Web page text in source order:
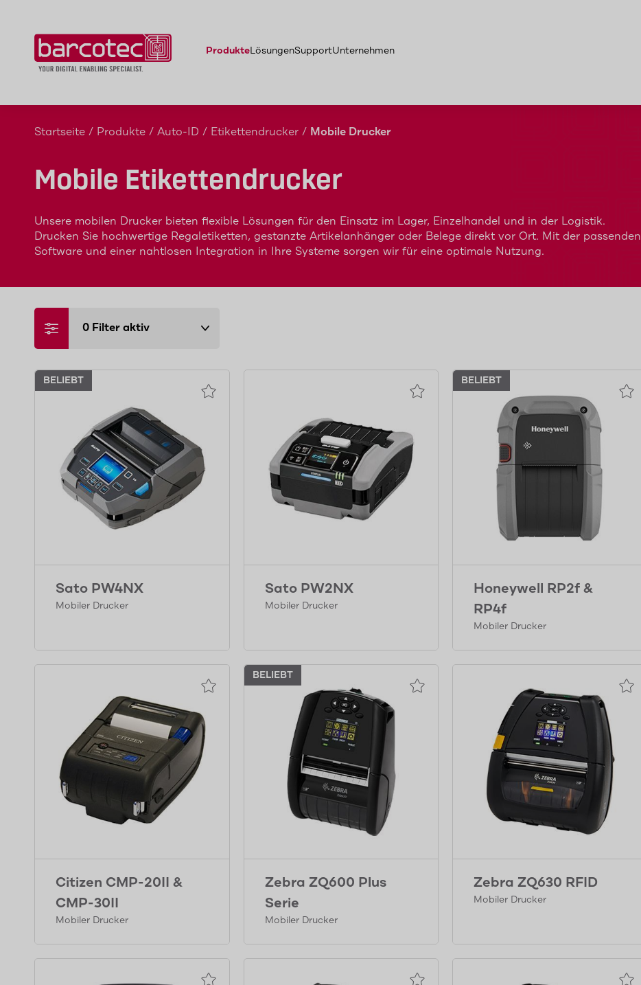
ProdukteLösungenSupportUnternehmen
Startseite / Produkte / Auto-ID / Etikettendrucker / Mobile Drucker
Mobile Etikettendrucker
Unsere mobilen Drucker bieten flexible Lösungen für den Einsatz im Lager, Einzelhandel und in der Logistik.
Drucken Sie hochwertige Regaletiketten, gestanzte Artikelanhänger oder Belege direkt vor Ort. Mit der passenden
Software und einer nahtlosen Integration in Ihre Systeme sorgen wir für eine optimale Nutzung.
0 Filter aktiv
BELIEBT
Sato PW4NX
Mobiler Drucker
Sato PW2NX
Mobiler Drucker
BELIEBT
Honeywell RP2f &
RP4f
Mobiler Drucker
Citizen CMP-20II &
CMP-30II
Mobiler Drucker
BELIEBT
Zebra ZQ600 Plus
Serie
Mobiler Drucker
Zebra ZQ630 RFID
Mobiler Drucker